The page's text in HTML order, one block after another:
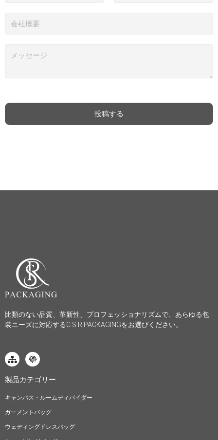
社
ッ
投稿する
比類のない品質、革新性、プロフェッショナリズムで、あらゆる包
装ニーズに対応するC.S.R PACKAGINGをお選びください。
製品カテゴリー
キャンバス・ルームディバイダー
ガーメントバッグ
ウェディングドレスバッグ